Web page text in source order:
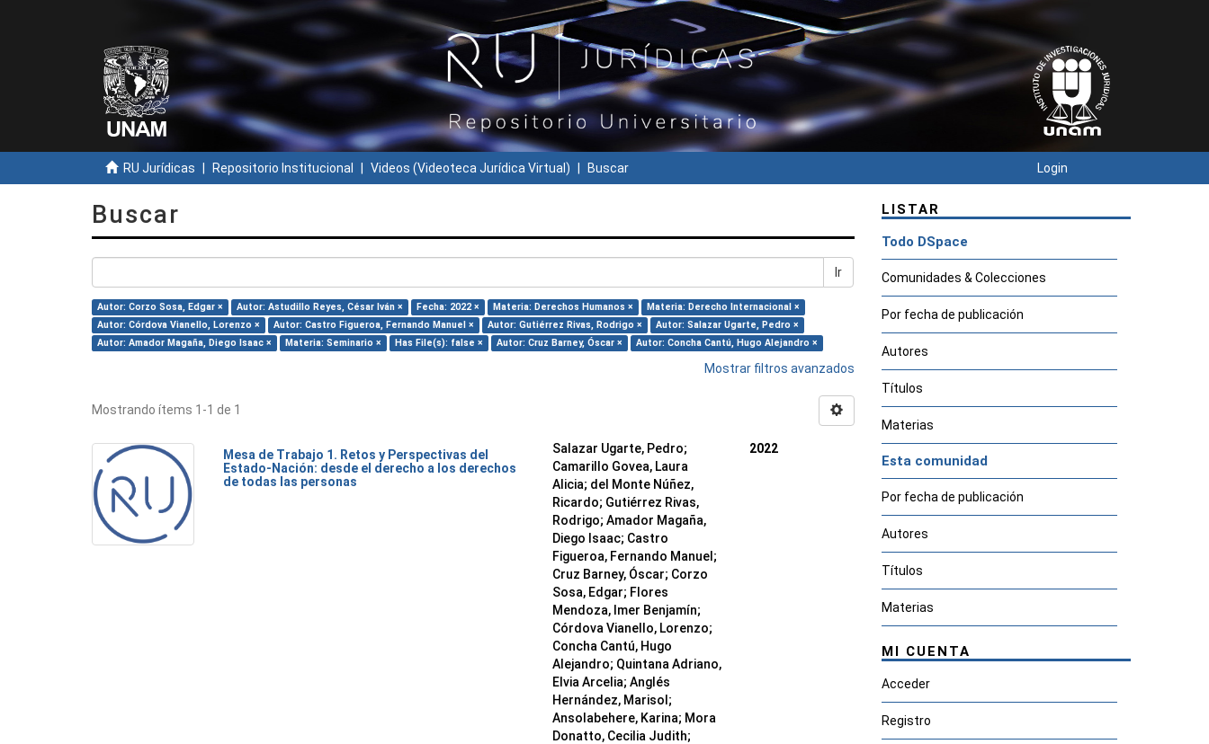
RU Jurídicas Repositorio Institucional Videos (Videoteca Jurídica Virtual) Buscar Login
Buscar
Ir
Autor: Corzo Sosa, Edgar × Autor: Astudillo Reyes, César Iván × Fecha: 2022 × Materia: Derechos Humanos ×
Materia: Derecho Internacional ×
Autor: Córdova Vianello, Lorenzo ×
Autor: Castro Figueroa, Fernando Manuel × Autor: Gutiérrez Rivas, Rodrigo ×
Autor: Salazar Ugarte, Pedro ×
Autor: Amador Magaña, Diego Isaac ×
Materia: Seminario × Has File(s): false × Autor: Cruz Barney, Óscar × Autor: Concha Cantú, Hugo Alejandro ×
Mostrar filtros avanzados
Mostrando ítems 1-1 de 1
Mesa de Trabajo 1. Retos y Perspectivas del
Estado-Nación: desde el derecho a los derechos
de todas las personas
Salazar Ugarte, Pedro;
Camarillo Govea, Laura
Alicia; del Monte Núñez,
Ricardo; Gutiérrez Rivas,
Rodrigo; Amador Magaña,
Diego Isaac; Castro
Figueroa, Fernando Manuel ;
Cruz Barney, Óscar; Corzo
Sosa, Edgar; Flores
Mendoza, Imer Benjamín;
Córdova Vianello, Lorenzo;
Concha Cantú, Hugo
Alejandro; Quintana Adriano,
Elvia Arcelia; Anglés
Hernández, Marisol ;
Ansolabehere, Karina; Mora
Donatto, Cecilia Judith;
2022
LISTAR
Todo DSpace
Comunidades & Colecciones
Por fecha de publicación
Autores
Títulos
Materias
Esta comunidad
Por fecha de publicación
Autores
Títulos
Materias
MI CUENTA
Acceder
Registro